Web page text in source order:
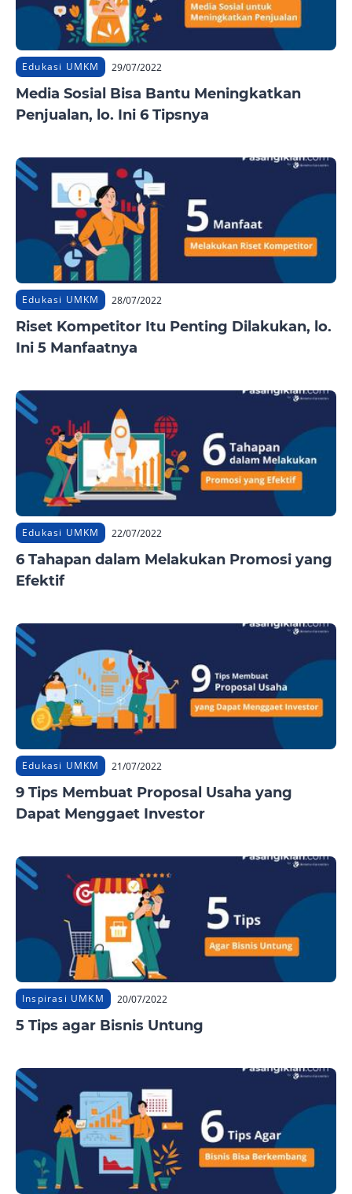
Edukasi UMKM 29/07/2022
Media Sosial Bisa Bantu Meningkatkan
Penjualan, lo. Ini 6 Tipsnya
Edukasi UMKM 28/07/2022
Riset Kompetitor Itu Penting Dilakukan, lo.
Ini 5 Manfaatnya
Edukasi UMKM 22/07/2022
6 Tahapan dalam Melakukan Promosi yang
Efektif
Edukasi UMKM 21/07/2022
9 Tips Membuat Proposal Usaha yang
Dapat Menggaet Investor
Inspirasi UMKM 20/07/2022
5 Tips agar Bisnis Untung